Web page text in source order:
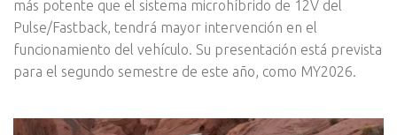
más potente que el sistema microhíbrido de 12V del
Pulse/Fastback, tendrá mayor intervención en el
funcionamiento del vehículo. Su presentación está prevista
para el segundo semestre de este año, como MY2026.